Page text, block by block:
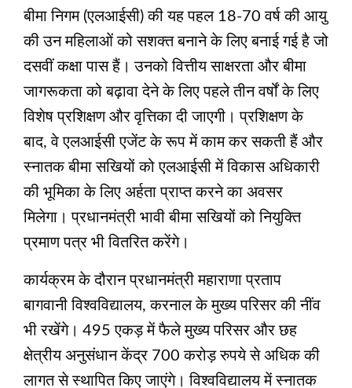
बीमा निगम (एलआईसी) की यह पहल 18-70 वर्ष की आयु
की उन महिलाओं को सशक्त बनाने के लिए बनाई गई है जो
दसवीं कक्षा पास हैं। उनको वित्तीय साक्षरता और बीमा
जागरूकता को बढ़ावा देने के लिए पहले तीन वर्षों के लिए
विशेष प्रशिक्षण और वृत्तिका दी जाएगी। प्रशिक्षण के
बाद, वे एलआईसी एजेंट के रूप में काम कर सकती हैं और
स्नातक बीमा सखियों को एलआईसी में विकास अधिकारी
की भूमिका के लिए अर्हता प्राप्त करने का अवसर
मिलेगा। प्रधानमंत्री भावी बीमा सखियों को नियुक्ति
प्रमाण पत्र भी वितरित करेंगे।
कार्यक्रम के दौरान प्रधानमंत्री महाराणा प्रताप
बागवानी विश्वविद्यालय, करनाल के मुख्य परिसर की नींव
भी रखेंगे। 495 एकड़ में फैले मुख्य परिसर और छह
क्षेत्रीय अनुसंधान केंद्र 700 करोड़ रुपये से अधिक की
लागत से स्थापित किए जाएंगे। विश्वविद्यालय में स्नातक